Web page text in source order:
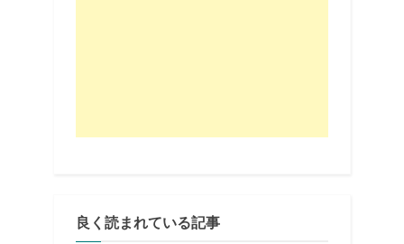
良く読まれている記事